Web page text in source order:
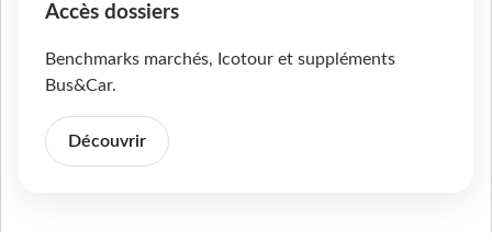
Accès dossiers
Benchmarks marchés, Icotour et suppléments
Bus&Car.
Découvrir